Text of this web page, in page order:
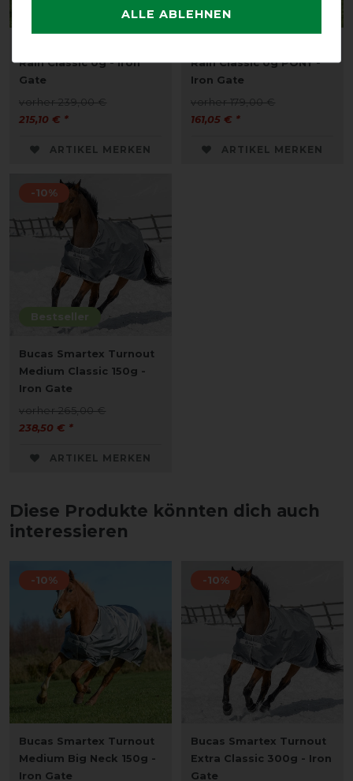
Rain Classic 0g - Iron
Gate
vorher 239,00 €
215,10 € *
ARTIKEL MERKEN
Rain Classic 0g PONY -
Iron Gate
vorher 179,00 €
161,05 € *
ARTIKEL MERKEN
Bestseller
-10%
Bucas Smartex Turnout
Medium Classic 150g -
Iron Gate
vorher 265,00 €
238,50 € *
ARTIKEL MERKEN
Diese Produkte könnten dich auch
interessieren
-10%
Bucas Smartex Turnout
Medium Big Neck 150g -
Iron Gate
-10%
Bucas Smartex Turnout
Extra Classic 300g - Iron
Gate
ALLE ABLEHNEN